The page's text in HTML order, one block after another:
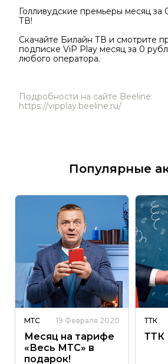
Голливудские премьеры месяц за
ТВ!
Скачайте Билайн ТВ и смотрите
подписке ViP Play месяц за 0
любого оператора.
Подробности на сайте Beeline:
https://vipplay.beeline.ru/
Популярные
МТС 19 Февраля 2020
Месяц на тарифе
«Весь МТС» в
подарок!
ТТК
ТТК